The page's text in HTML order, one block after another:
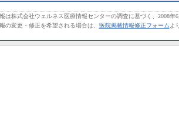
は株式会社ウェルネス医療情報センターの調査に基づく、2008年
の変更・修正を希望される場合は、
医院掲載情報修正フォーム よ